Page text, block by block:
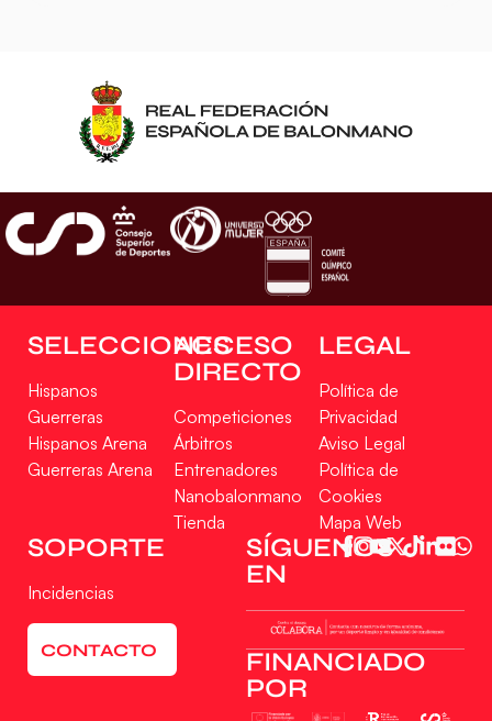
Gestionar consentimiento
Para ofrecer las mejores experiencias, utilizamos tecnologías como las cookies
para almacenar y/o acceder a la información del dispositivo. El consentimiento
de estas tecnologías nos permitirá procesar datos como el comportamiento de
navegación o las identificaciones únicas en este sitio. No consentir o retirar el
consentimiento, puede afectar negativamente a ciertas características y
funciones.
SELECCIONES
Hispanos
Guerreras
Hispanos Arena
Guerreras Arena
ACCESO
DIRECTO
Competiciones
Árbitros
Entrenadores
Nanobalonmano
Tienda
LEGAL
Política de
Privacidad
Aviso Legal
Política de
Cookies
Mapa Web
SOPORTE
Incidencias
CONTACTO
SÍGUENOS
EN
FINANCIADO
POR